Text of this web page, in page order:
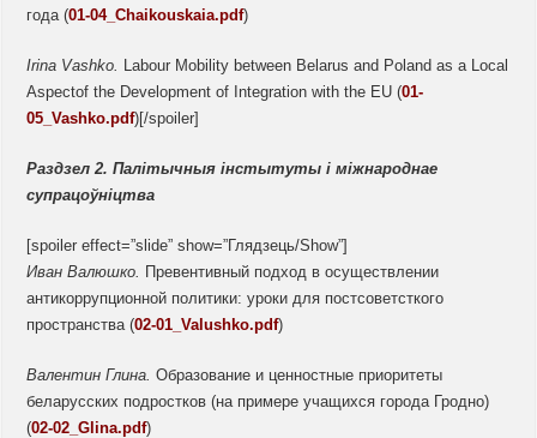
года (01-04_Chaikouskaia.pdf)
Irina Vashko. Labour Mobility between Belarus and Poland as a Local
Aspectof the Development of Integration with the EU (01-
05_Vashko.pdf)[/spoiler]
Раздзел 2.Палітычныя інстытуты і міжнароднае
супрацоўніцтва
[spoiler effect=”slide” show=”Глядзець/Show”]
ИванВалюшко. Превентивный подход в осуществлении
антикоррупционной политики: уроки для постсоветсткого
пространства (02-01_Valushko.pdf)
Валентин Глина.Образование и ценностные приоритеты
беларусских подростков (на примере учащихся города Гродно)
(02-02_Glina.pdf)